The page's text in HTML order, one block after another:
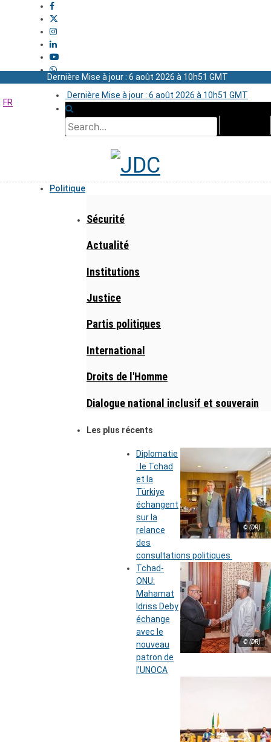
Dernière Mise à jour : 6 août 2026 à 10h51 GMT
Dernière Mise à jour : 6 août 2026 à 10h51 GMT
FR
Politique
Sécurité
Actualité
Institutions
Justice
Partis politiques
International
Droits de l'Homme
Dialogue national inclusif et souverain
Les plus récents
© (DR)
Diplomatie
: le Tchad
et la
Türkiye
échangent
sur la
relance
des
consultations politiques
© (DR)
Tchad-
ONU:
Mahamat
Idriss Deby
échange
avec le
nouveau
patron de
l’UNOCA